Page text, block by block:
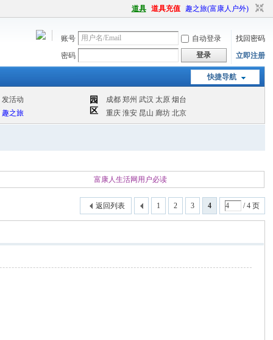
道具 道具充值 趣之旅(富康人户外)
账号 自动登录
找回密码
密码
登录 立即注册
快捷导航
富康人生活网用户必读
1 2 3 4 / 4 页
返回列表